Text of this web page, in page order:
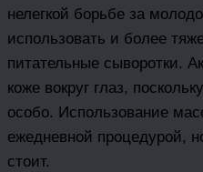
нелегкой борьбе за
использовать и более
питательные сыворотки.
коже вокруг глаз,
особо. Использование
ежедневной процедурой,
стоит.